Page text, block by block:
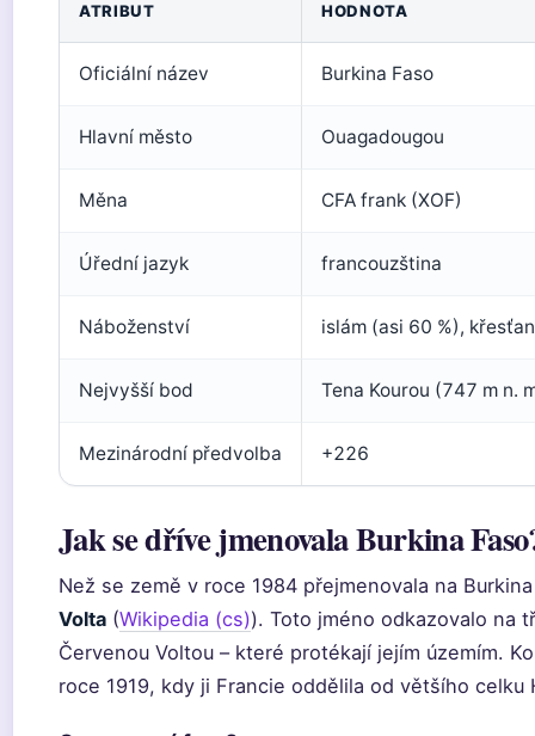
ATRIBUT HODNOTA
Oficiální název Burkina Faso
Hlavní město Ouagadougou
Měna CFA frank (XOF)
Úřední jazyk francouzština
Náboženství islám (asi 60 %),
Nejvyšší bod Tena Kourou (747 m n.
Mezinárodní předvolba +226
Jak se dříve jmenovala Burkina
Než se země v roce 1984 přejmenovala na
Volta (Wikipedia (cs)). Toto jméno odkazovalo na
Červenou Voltou – které protékají jejím územím.
roce 1919, kdy ji Francie oddělila od většího celku